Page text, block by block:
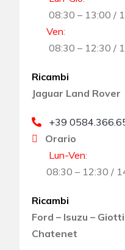
08:30 – 13:00 /
Ven:
08:30 – 12:30 /
Ricambi
Jaguar Land Rover
+39
Orario
Lun-Ven:
08:30 – 12:30 /
Ricambi
Ford – Isuzu –
Chatenet